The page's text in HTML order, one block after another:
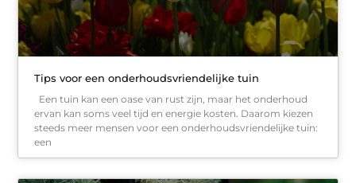
Tips voor een onderhoudsvriendelijke tuin
Een tuin kan een oase van rust zijn, maar het onderhoud
ervan kan soms veel tijd en energie kosten. Daarom kiezen
steeds meer mensen voor een onderhoudsvriendelijke tuin:
een